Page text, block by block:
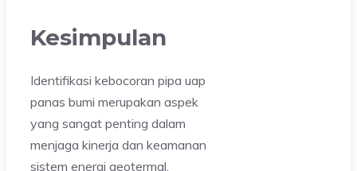
Kesimpulan
Identifikasi kebocoran pipa uap
panas bumi merupakan aspek
yang sangat penting dalam
menjaga kinerja dan keamanan
sistem energi geotermal.